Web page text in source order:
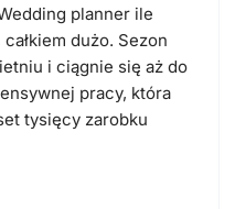
planner ile
dużo. Sezon
i ciągnie się aż do
pracy, która
tysięcy zarobku